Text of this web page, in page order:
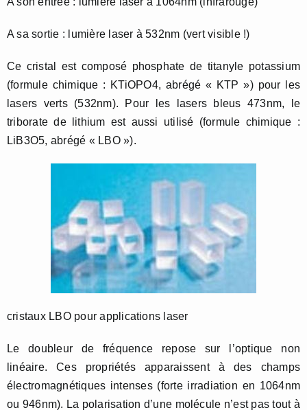
A sa sortie : lumière laser à 532nm (vert visible !)
Ce cristal est composé phosphate de titanyle potassium
(formule chimique : KTiOPO4, abrégé « KTP ») pour les
lasers verts (532nm). Pour les lasers bleus 473nm, le
triborate de lithium est aussi utilisé (formule chimique :
LiB3O5, abrégé « LBO »).
cristaux LBO pour applications laser
Le doubleur de fréquence repose sur l’optique non
linéaire. Ces propriétés apparaissent à des champs
électromagnétiques intenses (forte irradiation en 1064nm
ou 946nm). La polarisation d’une molécule n’est pas tout à